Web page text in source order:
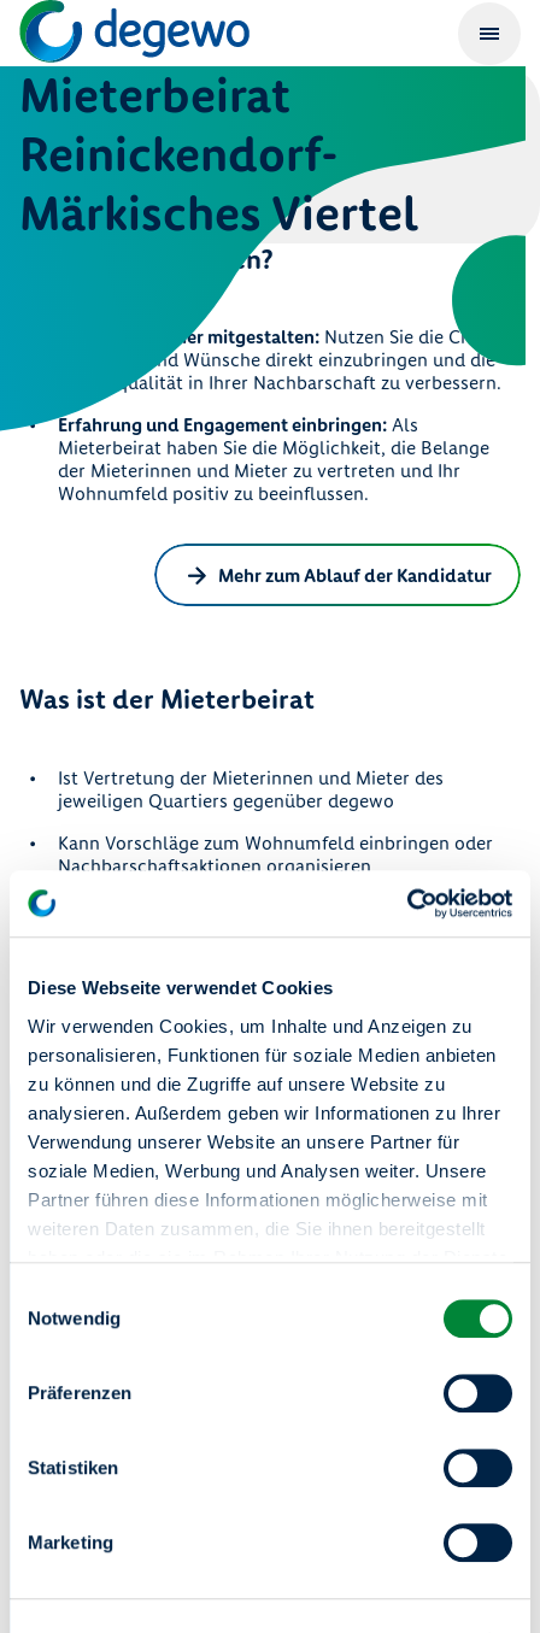
Diese Webseite verwendet Cookies
Wir verwenden Cookies, um Inhalte und Anzeigen zu
personalisieren, Funktionen für soziale Medien anbieten
zu können und die Zugriffe auf unsere Website zu
analysieren. Außerdem geben wir Informationen zu Ihrer
Verwendung unserer Website an unsere Partner für
soziale Medien, Werbung und Analysen weiter. Unsere
Partner führen diese Informationen möglicherweise mit
weiteren Daten zusammen, die Sie ihnen bereitgestellt
Sie haben das Recht Ihre erteilten Einwilligungen
jederzeit zu widerrufen. Dies ist über einen erneuten
Aufruf dieses Tools über den Button am unteren linken
Rand möglich.
Notwendig
Präferenzen
Statistiken
Marketing
Mieterbeirat
Reinickendorf-
Märkisches Viertel
Warum kandidieren?
Aktiv Ihr Quartier mitgestalten: Nutzen Sie die Chance,
Ihre Ideen und Wünsche direkt einzubringen und die
Lebensqualität in Ihrer Nachbarschaft zu verbessern.
Erfahrung und Engagement einbringen: Als
Mieterbeirat haben Sie die Möglichkeit, die Belange
der Mieterinnen und Mieter zu vertreten und Ihr
Wohnumfeld positiv zu beeinflussen.
Mehr zum Ablauf der Kandidatur
Was ist der Mieterbeirat
Ist Vertretung der Mieterinnen und Mieter des
jeweiligen Quartiers gegenüber degewo
Kann Vorschläge zum Wohnumfeld einbringen oder
Nachbarschaftsaktionen organisieren
Macht sich als Interessensvertretung der Mieterinnen
und Mieter für ein lebenswertes Wohnumfeld stark
Serviceportal "Meine degewo"
24/7 für Sie da
Nutzen Sie unser Serviceportal – bequem von zu Hause
oder unterwegs.
Mieter-Login